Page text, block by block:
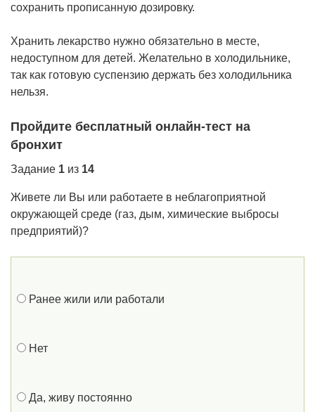
сохранить прописанную дозировку.
Хранить лекарство нужно обязательно в месте,
недоступном для детей. Желательно в холодильнике,
так как готовую суспензию держать без холодильника
нельзя.
Пройдите бесплатный онлайн-тест на
бронхит
Задание 1 из 14
Живете ли Вы или работаете в неблагоприятной
окружающей среде (газ, дым, химические выбросы
предприятий)?
Ранее жили или работали
Нет
Да, живу постоянно